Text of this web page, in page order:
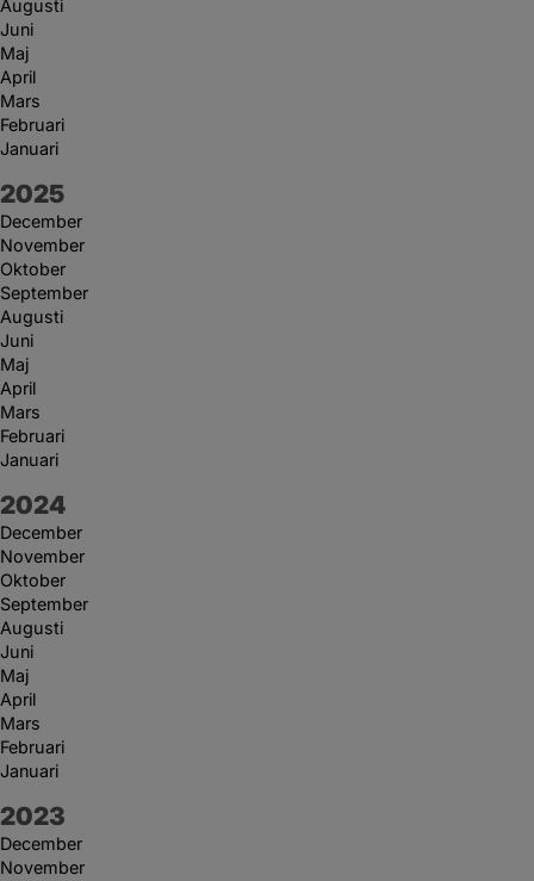
Augusti
Juni
Maj
April
Mars
Februari
Januari
År:
2025
December
November
Oktober
September
Augusti
Juni
Maj
April
Mars
Februari
Januari
År:
2024
December
November
Oktober
September
Augusti
Juni
Maj
April
Mars
Februari
Januari
År:
2023
December
November